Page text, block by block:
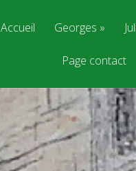
Accueil Georges
Page contact